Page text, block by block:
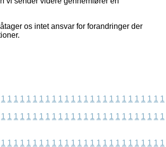
os intet ansvar for forandringer der
1 1 1 1 1 1 1 1 1 1 1 1 1 1 1 1 1 1 1 1 1 1 1 1 1 1
1 1 1 1 1 1 1 1 1 1 1 1 1 1 1 1 1 1 1 1 1 1 1 1 1 1
1 1 1 1 1 1 1 1 1 1 1 1 1 1 1 1 1 1 1 1 1 1 1 1 1 1